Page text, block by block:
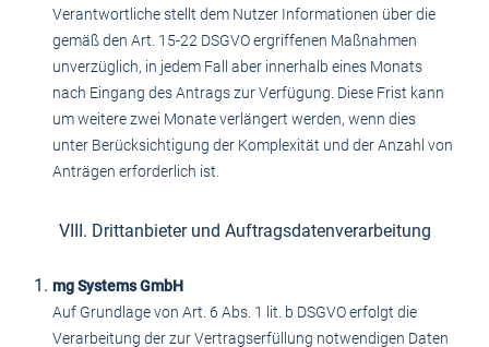
Verantwortliche stellt dem Nutzer Informationen über die
gemäß den Art. 15-22 DSGVO ergriffenen Maßnahmen
unverzüglich, in jedem Fall aber innerhalb eines Monats
nach Eingang des Antrags zur Verfügung. Diese Frist kann
um weitere zwei Monate verlängert werden, wenn dies
unter Berücksichtigung der Komplexität und der Anzahl von
Anträgen erforderlich ist.
VIII. Drittanbieter und Auftragsdatenverarbeitung
mg Systems GmbH
Auf Grundlage von Art. 6 Abs. 1 lit. b DSGVO erfolgt die
Verarbeitung der zur Vertragserfüllung notwendigen Daten